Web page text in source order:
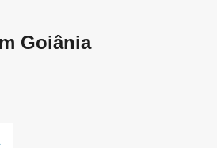
Goiânia